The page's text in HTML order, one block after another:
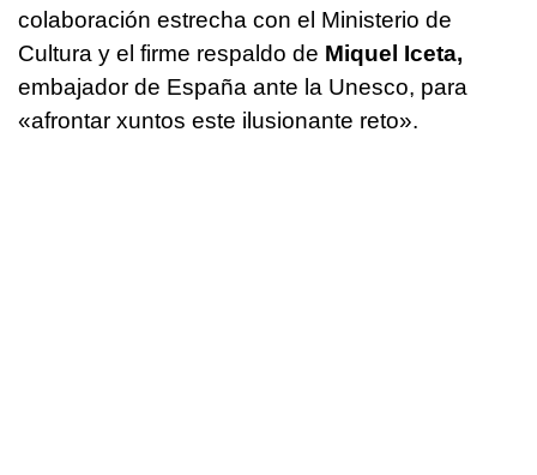
colaboración estrecha con el Ministerio de
Cultura y el firme respaldo de Miquel Iceta,
embajador de España ante la Unesco, para
«afrontar xuntos este ilusionante reto».